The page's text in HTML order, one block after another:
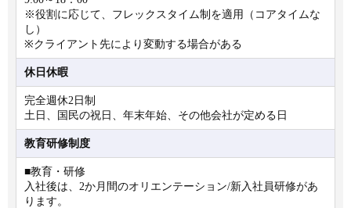
※役割に応じて、フレックスタイム制を適用（コアタイムな
し）
※クライアント先により変動する場合がある
休日休暇
完全週休2日制
土日、国民の祝日、年末年始、その他会社が定める日
教育研修制度
■教育・研修
入社後は、2か月間のオリエンテーション/新入社員研修があ
ります。